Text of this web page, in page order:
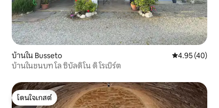
บ้านใน Busseto คะแนนเฉลี่ย
4.95 (40)
บ้านในชนบท โล ซิบัลดิโน ดิ โรเบิร์ต
โดนใจเกสต์
โดนใจเกสต์